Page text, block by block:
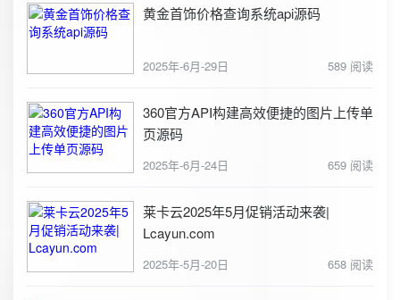
黄金首饰价格查询系统api源码
2025年-6月-29日 589 阅读
360官方API构建高效便捷的图片上传单
页源码
2025年-6月-24日 659 阅读
莱卡云2025年5月促销活动来袭|
Lcayun.com
2025年-5月-20日 658 阅读